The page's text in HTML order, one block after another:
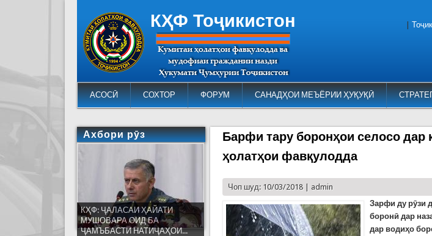
КҲФ Тоҷикистон
АСОСӢ СОХТОР ФОРУМ САНАДҲОИ МЕЪЁРИИ ҲУҚУҚӢ
Барфи тару боронҳои селосо
ҳолатҳои фавқулодда
Чоп шуд: 10/03/2018 | admin
Зарфи ду рӯзи
боронӣ дар
дар водиҳо
Ахбори рӯз
КҲФ: ҶАЛАСАИ ҲАЙАТИ
МУШОВАРА ОИД БА
ҶАМЪБАСТИ НАТИҶАҲОИ...